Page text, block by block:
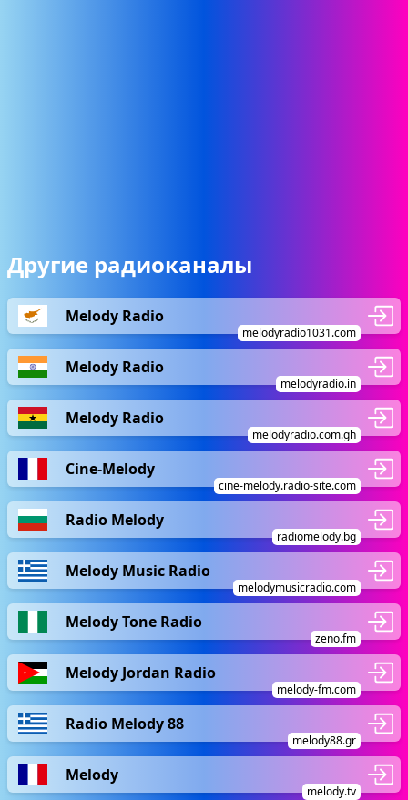
Другие радиоканалы
Melody Radio
melodyradio1031.com
Melody Radio
melodyradio.in
Melody Radio
melodyradio.com.gh
Cine-Melody
cine-melody.radio-site.com
Radio Melody
radiomelody.bg
Melody Music Radio
melodymusicradio.com
Melody Tone Radio
zeno.fm
Melody Jordan Radio
melody-fm.com
Radio Melody 88
melody88.gr
Melody
melody.tv